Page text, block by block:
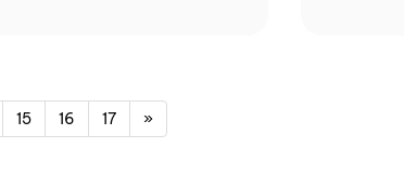
15 16 17 »